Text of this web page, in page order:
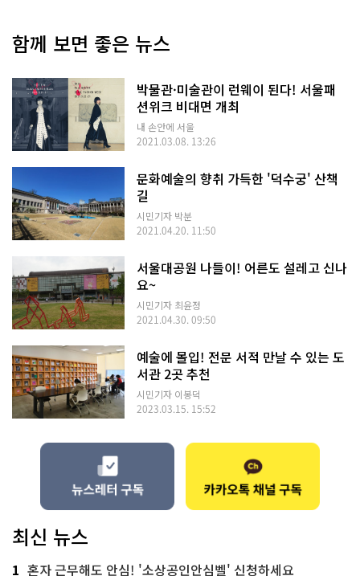
함께 보면 좋은 뉴스
박물관·미술관이 런웨이 된다! 서울패
션위크 비대면 개최
내 손안에 서울
2021.03.08. 13:26
문화예술의 향취 가득한 '덕수궁' 산책
길
시민기자 박분
2021.04.20. 11:50
서울대공원 나들이! 어른도 설레고 신나
요~
시민기자 최윤정
2021.04.30. 09:50
예술에 몰입! 전문 서적 만날 수 있는 도
서관 2곳 추천
시민기자 이봉덕
2023.03.15. 15:52
최신 뉴스
1 혼자 근무해도 안심! '소상공인안심벨' 신청하세요